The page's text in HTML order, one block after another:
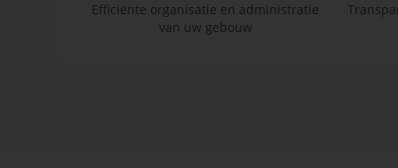
Efficiënte organisatie en administratie
van uw gebouw